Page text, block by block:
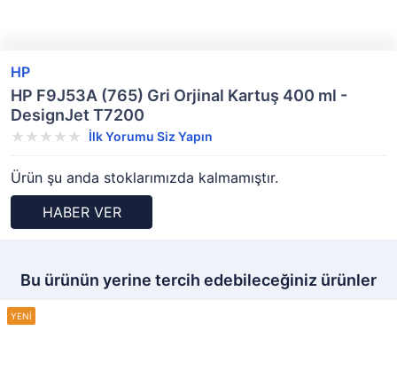
HP
HP F9J53A (765) Gri Orjinal Kartuş 400 ml -
DesignJet T7200
İlk Yorumu Siz Yapın
Ürün şu anda stoklarımızda kalmamıştır.
HABER VER
Bu ürünün yerine tercih edebileceğiniz ürünler